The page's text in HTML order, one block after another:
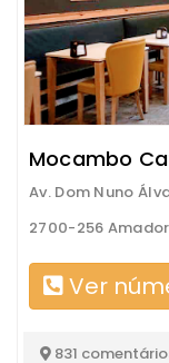
Mocambo
Av. Dom Nuno
2700-256
Ver
831